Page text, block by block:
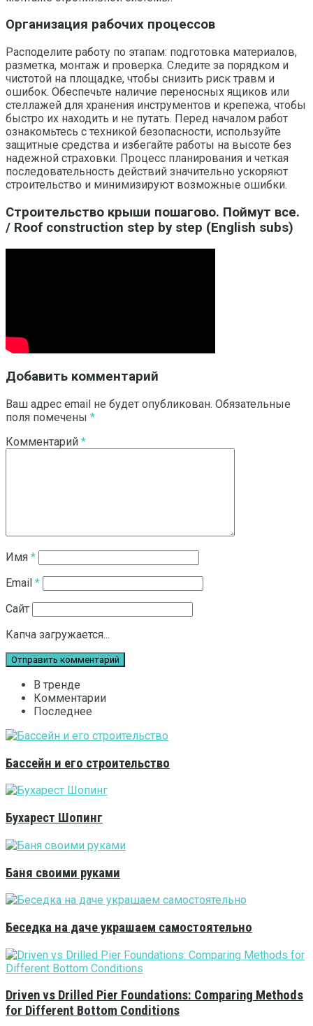
Организация рабочих процессов
Расподелите работу по этапам: подготовка материалов,
разметка, монтаж и проверка. Следите за порядком и
чистотой на площадке, чтобы снизить риск травм и
ошибок. Обеспечьте наличие переносных ящиков или
стеллажей для хранения инструментов и крепежа, чтобы
быстро их находить и не путать. Перед началом работ
ознакомьтесь с техникой безопасности, используйте
защитные средства и избегайте работы на высоте без
надежной страховки. Процесс планирования и четкая
последовательность действий значительно ускоряют
строительство и минимизируют возможные ошибки.
Строительство крыши пошагово. Поймут все.
/ Roof construction step by step (English subs)
Добавить комментарий
Ваш адрес email не будет опубликован. Обязательные
поля помечены *
Комментарий *
Имя *
Email *
Сайт
Капча загружается...
В тренде
Комментарии
Последнее
Бассейн и его строительство
Бухарест Шопинг
Баня своими руками
Беседка на даче украшаем самостоятельно
Driven vs Drilled Pier Foundations: Comparing Methods
for Different Bottom Conditions